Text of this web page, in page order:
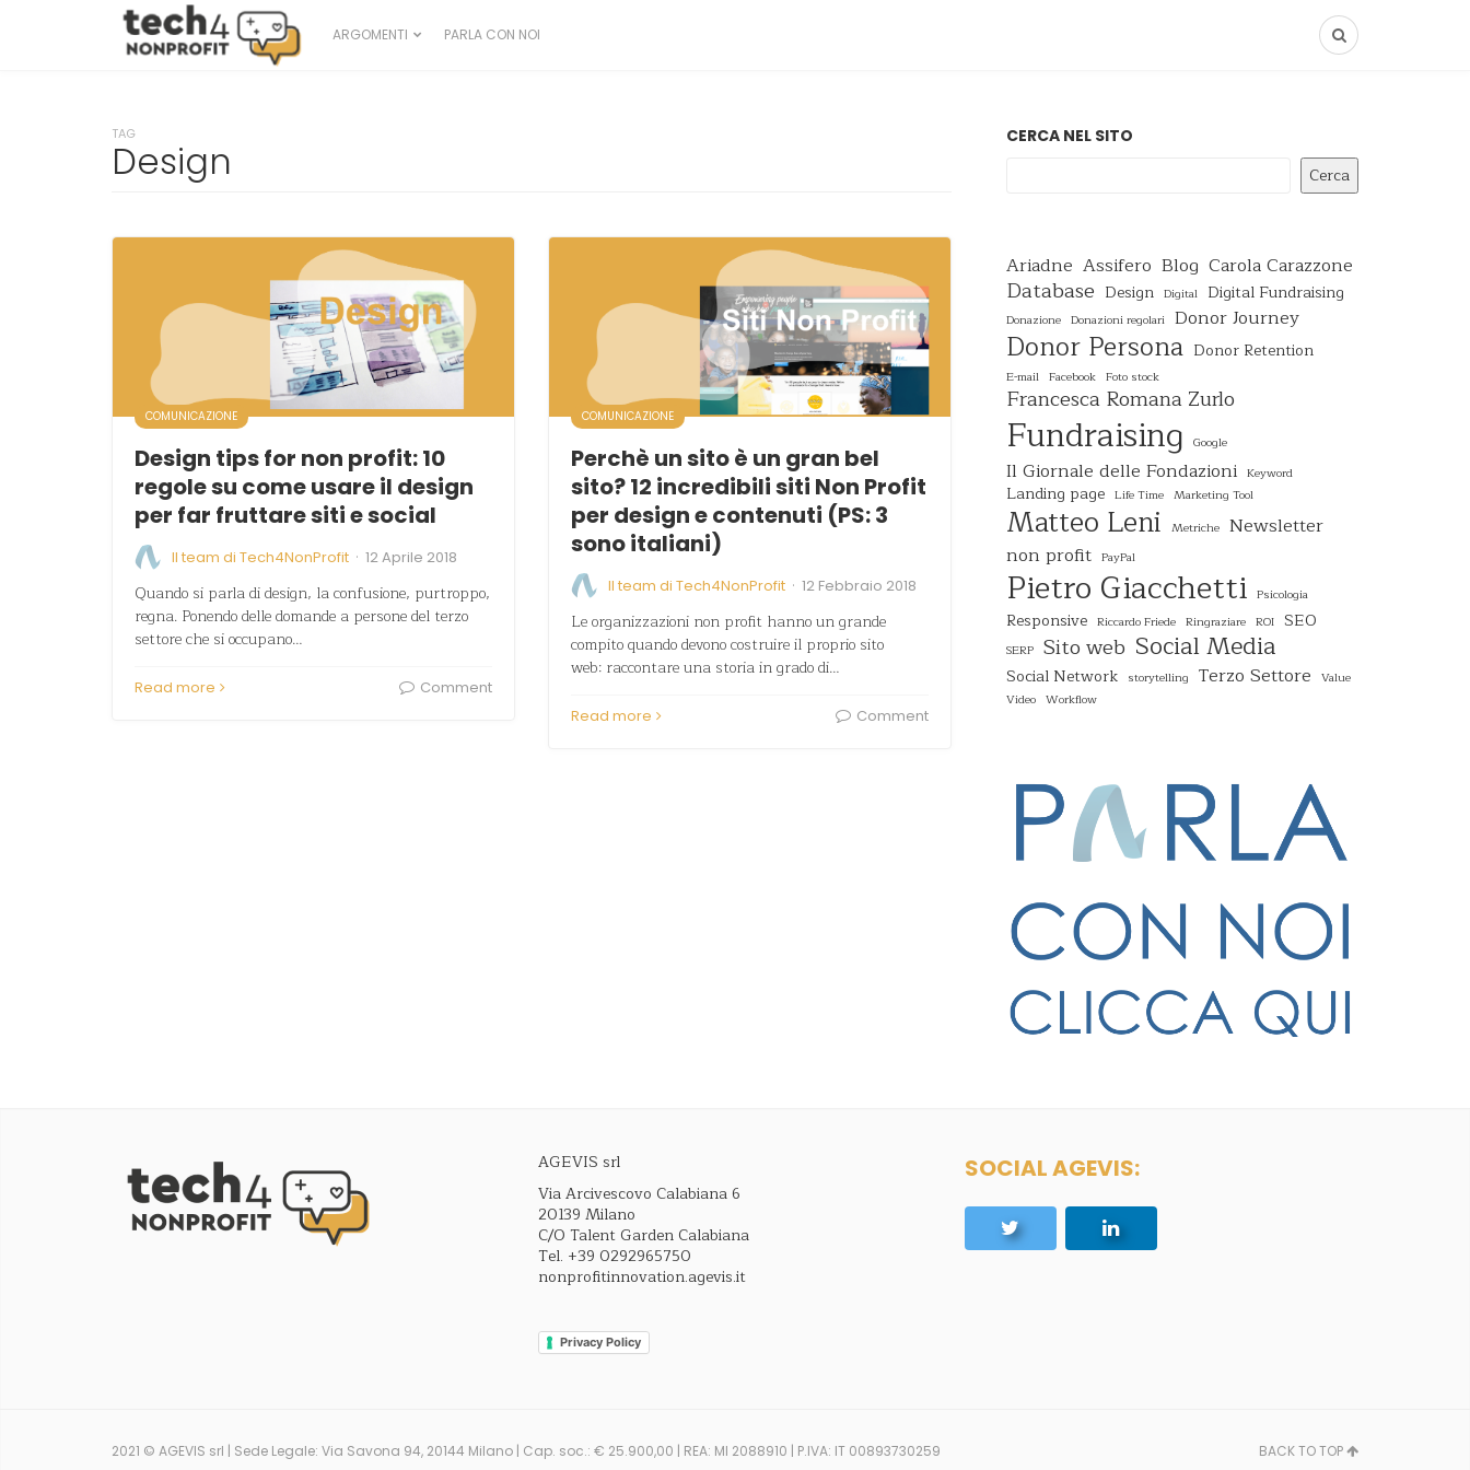
ARGOMENTI PARLA CON NOI
TAG
Design
COMUNICAZIONE
Design tips for non profit: 10
regole su come usare il design
per far fruttare siti e social
Il team di Tech4NonProfit · 12 Aprile 2018
Quando si parla di design, la confusione, purtroppo,
regna. Ponendo delle domande a persone del terzo
settore che si occupano…
Read more Comment
COMUNICAZIONE
Perchè un sito è un gran bel
sito? 12 incredibili siti Non Profit
per design e contenuti (PS: 3
sono italiani)
Il team di Tech4NonProfit · 12 Febbraio 2018
Le organizzazioni non profit hanno un grande
compito quando devono costruire il proprio sito
web: raccontare una storia in grado di…
Read more Comment
CERCA NEL SITO
Cerca
Ariadne Assifero Blog Carola Carazzone
Database Design Digital Digital Fundraising
Donazione Donazioni regolari Donor Journey
Donor Persona Donor Retention
E-mail Facebook Foto stock
Francesca Romana Zurlo
Fundraising Google
Il Giornale delle Fondazioni Keyword
Landing page Life Time Marketing Tool
Matteo Leni Metriche Newsletter
non profit PayPal
Pietro Giacchetti Psicologia
Responsive Riccardo Friede Ringraziare ROI SEO
SERP Sito web Social Media
Social Network storytelling Terzo Settore Value
Video Workflow
AGEVIS srl
Via Arcivescovo Calabiana 6
20139 Milano
C/O Talent Garden Calabiana
Tel. +39 0292965750
nonprofitinnovation.agevis.it
Privacy Policy
SOCIAL AGEVIS:
2021 © AGEVIS srl | Sede Legale: Via Savona 94, 20144 Milano | Cap. soc.: € 25.900,00 | REA: MI 2088910 | P.IVA: IT 00893730259 BACK TO TOP